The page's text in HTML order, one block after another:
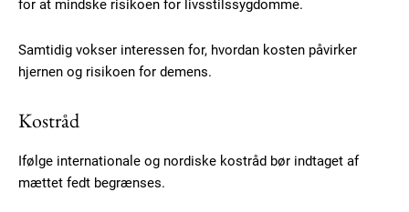
for at mindske risikoen for livsstilssygdomme.
Samtidig vokser interessen for, hvordan kosten påvirker
hjernen og risikoen for demens.
Kostråd
Ifølge internationale og nordiske kostråd bør indtaget af
mættet fedt begrænses.